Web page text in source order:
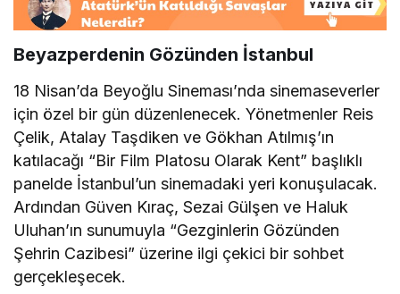
Beyazperdenin Gözünden İstanbul
18 Nisan’da Beyoğlu Sineması’nda sinemaseverler
için özel bir gün düzenlenecek. Yönetmenler Reis
Çelik, Atalay Taşdiken ve Gökhan Atılmış’ın
katılacağı “Bir Film Platosu Olarak Kent” başlıklı
panelde İstanbul’un sinemadaki yeri konuşulacak.
Ardından Güven Kıraç, Sezai Gülşen ve Haluk
Uluhan’ın sunumuyla “Gezginlerin Gözünden
Şehrin Cazibesi” üzerine ilgi çekici bir sohbet
gerçekleşecek.